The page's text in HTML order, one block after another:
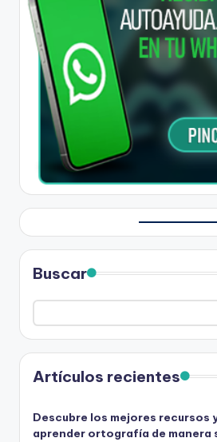
Buscar
Artículos recientes
Descubre los mejores recursos
aprender ortografía de manera